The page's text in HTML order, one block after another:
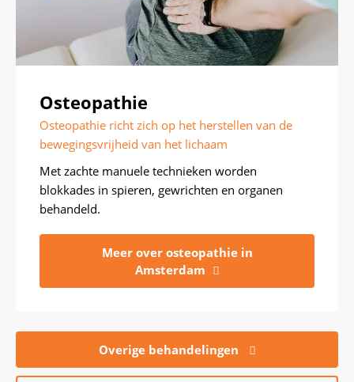
Osteopathie
Osteopathie richt zich op het herstellen van de
bewegingsvrijheid van het lichaam
Met zachte manuele technieken worden
blokkades in spieren, gewrichten en organen
behandeld.
Meer over osteopathie in
Amsterdam
Overige behandelingen